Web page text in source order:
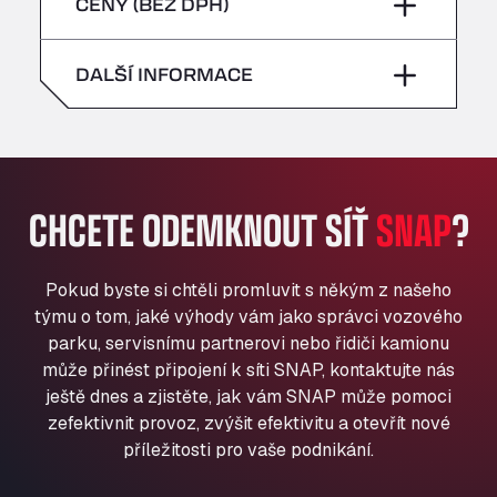
All 4 Trucks
American Truck Wash
Av. des Etats-Unis 90, 6041
AP7 Salida 2, C/ Bassegoda, 4, 17700
Andamur Pamplona
A-15 Salida Imarcoain, 31119
Andamur San Roman II
Aut A1 Exit 385, 01207
Anglia Motel
Washway Road, PE12 8LT
Anpol Sp. z o.o.
Ul. Torunska 147, 85884
neděle –
neděle –
DALŠÍ INFORMACE
CHCETE ODEMKNOUT SÍŤSNAP?
Pokud byste si chtěli promluvit s někým z našeho
týmu o tom, jaké výhody vám jako správci vozového
parku, servisnímu partnerovi nebo řidiči kamionu
může přinést připojení k síti SNAP, kontaktujte nás
ještě dnes a zjistěte, jak vám SNAP může pomoci
zefektivnit provoz, zvýšit efektivitu a otevřít nové
příležitosti pro vaše podnikání.